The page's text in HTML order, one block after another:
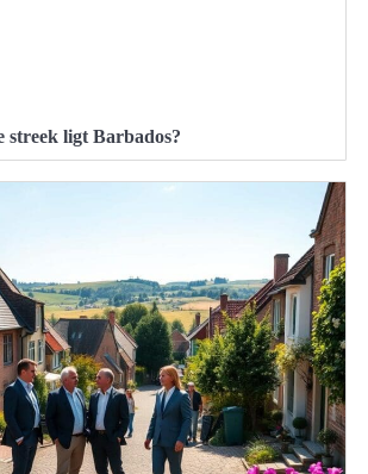
streek ligt Barbados?